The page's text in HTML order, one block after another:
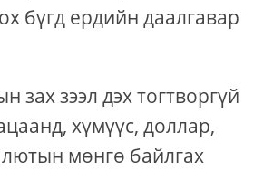
бүгд ердийн даалгавар
зах зээл дэх тогтворгүй
хүмүүс, доллар,
мөнгө байлгах